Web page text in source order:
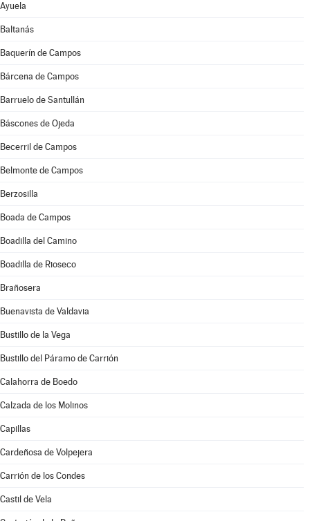
Ayuela
Baltanás
Baquerín de Campos
Bárcena de Campos
Barruelo de Santullán
Báscones de Ojeda
Becerril de Campos
Belmonte de Campos
Berzosilla
Boada de Campos
Boadilla del Camino
Boadilla de Rioseco
Brañosera
Buenavista de Valdavia
Bustillo de la Vega
Bustillo del Páramo de Carrión
Calahorra de Boedo
Calzada de los Molinos
Capillas
Cardeñosa de Volpejera
Carrión de los Condes
Castil de Vela